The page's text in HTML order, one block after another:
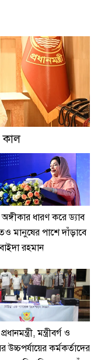
কাল
ধারণ করে ড্যাব
মানুষের পাশে দাঁড়াবে
রহমান
মন্ত্রীবর্গ ও
উচ্চপর্যায়ের কর্মকর্তাদের